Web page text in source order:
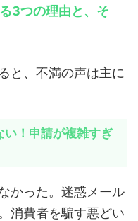
3つの理由と、そ
と、不満の声は主に
い！申請が複雑すぎ
かった。迷惑メール
消費者を騙す悪どい